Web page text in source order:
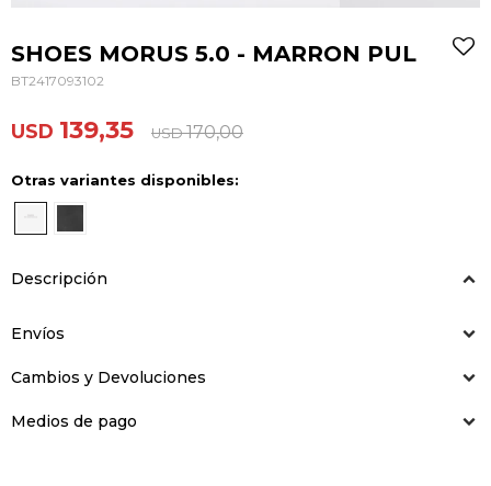
SHOES MORUS 5.0 - MARRON PUL
BT2417093102
USD 139,35 USD 170,00
Otras variantes disponibles:
Descripción
Envíos
Cambios y Devoluciones
Medios de pago